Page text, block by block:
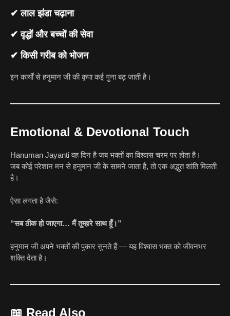
✔ लाल झंडा चढ़ाना
✔ वृद्धों और बच्चों की सेवा
✔ किसी गरीब को भोजन
इन कार्यों से हनुमान जी की कृपा कई गुना बढ़ जाती है।
Emotional & Devotional Touch
Hanuman Jayanti वह दिन है जब भक्तों का विश्वास चरम पर होता है।
जब कोई परेशान मन से हनुमान जी के सामने जाता है, तो एक अद्भुत शांति मिलती
है।
ऐसा लगता है जैसे:
“सब ठीक हो जाएगा… मैं तुम्हारे साथ हूँ।”
हनुमान जी अपने भक्तों की पुकार सुनते हैं — यह विश्वास भक्त को जीवनभर
शक्ति देता है।
📖 Read Also